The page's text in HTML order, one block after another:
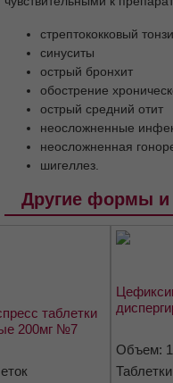
Способ
Побочные эффекты
Взаимодействие
Влияние на
ср. и мех.
Форма выпуска
Срок годности
стрептококковый
синуситы
острый бронхит
обострение
острый средний отит
неосложненные
неосложненная
шигеллез.
Другие формы и
таблетки
200мг №7
Объем: